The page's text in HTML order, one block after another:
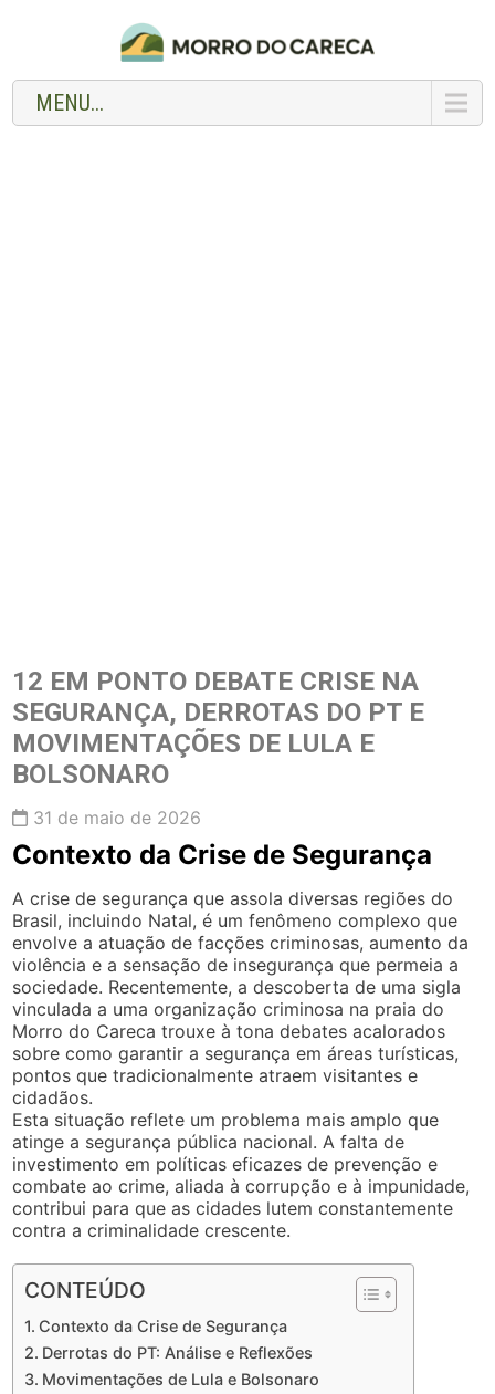
MENU...
12 EM PONTO DEBATE CRISE NA
SEGURANÇA, DERROTAS DO PT E
MOVIMENTAÇÕES DE LULA E
BOLSONARO
31 de maio de 2026
Contexto da Crise de Segurança
A crise de segurança que assola diversas regiões do
Brasil, incluindo Natal, é um fenômeno complexo que
envolve a atuação de facções criminosas, aumento da
violência e a sensação de insegurança que permeia a
sociedade. Recentemente, a descoberta de uma sigla
vinculada a uma organização criminosa na praia do
Morro do Careca trouxe à tona debates acalorados
sobre como garantir a segurança em áreas turísticas,
pontos que tradicionalmente atraem visitantes e
cidadãos.
Esta situação reflete um problema mais amplo que
atinge a segurança pública nacional. A falta de
investimento em políticas eficazes de prevenção e
combate ao crime, aliada à corrupção e à impunidade,
contribui para que as cidades lutem constantemente
contra a criminalidade crescente.
CONTEÚDO
Contexto da Crise de Segurança
Derrotas do PT: Análise e Reflexões
Movimentações de Lula e Bolsonaro